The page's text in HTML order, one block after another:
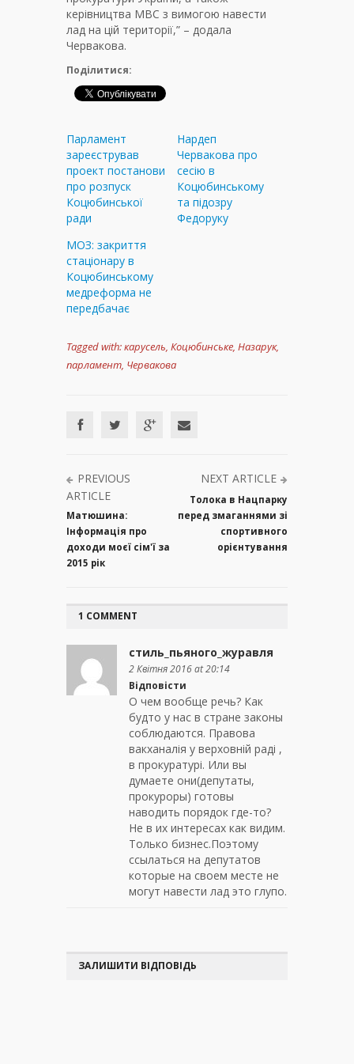
керівництва МВС з вимогою навести
лад на цій території,” – додала
Червакова.
Поділитися:
Парламент
зареєстрував
проект постанови
про розпуск
Коцюбинської
ради
Нардеп
Червакова про
сесію в
Коцюбинському
та підозру
Федоруку
МОЗ: закриття
стаціонару в
Коцюбинському
медреформа не
передбачає
Tagged with:карусель, Коцюбинське, Назарук,
парламент, Червакова
PREVIOUS
ARTICLE
Матюшина:
Інформація про
доходи моєї сім'ї за
2015 рік
NEXT ARTICLE
Толока в Нацпарку
перед змаганнями зі
спортивного
орієнтування
1 COMMENT
стиль_пьяного_журавля
2 Квітня 2016 at 20:14
Відповісти
О чем вообще речь? Как
будто у нас в стране законы
соблюдаются. Правова
вакханалія у верховній раді ,
в прокуратурі. Или вы
думаете они(депутаты,
прокуроры) готовы
наводить порядок где-то?
Не в их интересах как видим.
Только бизнес.Поэтому
ссылаться на депутатов
которые на своем месте не
могут навести лад это глупо.
ЗАЛИШИТИ ВІДПОВІДЬ